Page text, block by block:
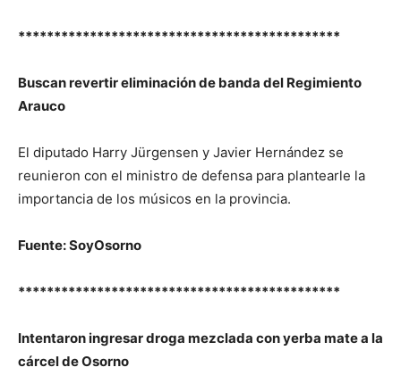
*********************************************
Buscan revertir eliminación de banda del Regimiento
Arauco
El diputado Harry Jürgensen y Javier Hernández se
reunieron con el ministro de defensa para plantearle la
importancia de los músicos en la provincia.
Fuente: SoyOsorno
*********************************************
Intentaron ingresar droga mezclada con yerba mate a la
cárcel de Osorno